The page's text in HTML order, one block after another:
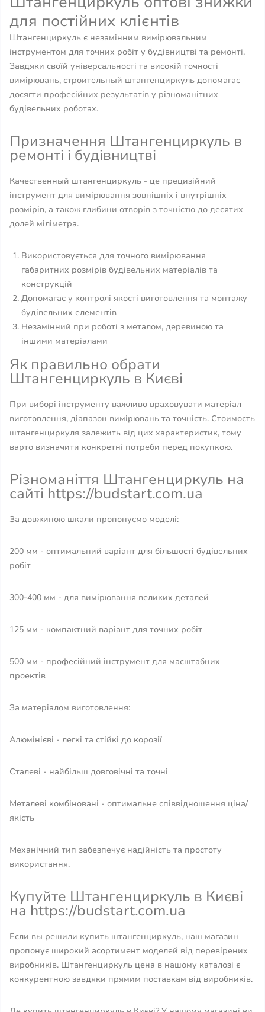
для постійних клієнтів
Штангенциркуль є незамінним вимірювальним
інструментом для точних робіт у будівництві та ремонті.
Завдяки своїй універсальності та високій точності
вимірювань, строительный штангенциркуль допомагає
досягти професійних результатів у різноманітних
будівельних роботах.
Призначення Штангенциркуль в
ремонті і будівництві
Качественный штангенциркуль - це прецизійний
інструмент для вимірювання зовнішніх і внутрішніх
розмірів, а також глибини отворів з точністю до десятих
долей міліметра.
Використовується для точного вимірювання
габаритних розмірів будівельних матеріалів та
конструкцій
Допомагає у контролі якості виготовлення та монтажу
будівельних елементів
Незамінний при роботі з металом, деревиною та
іншими матеріалами
Як правильно обрати
Штангенциркуль в Києві
При виборі інструменту важливо враховувати матеріал
виготовлення, діапазон вимірювань та точність. Стоимость
штангенциркуля залежить від цих характеристик, тому
варто визначити конкретні потреби перед покупкою.
Різноманіття Штангенциркуль на
сайті https://budstart.com.ua
За довжиною шкали пропонуємо моделі:
200 мм - оптимальний варіант для більшості будівельних
робіт
300-400 мм - для вимірювання великих деталей
125 мм - компактний варіант для точних робіт
500 мм - професійний інструмент для масштабних
проектів
За матеріалом виготовлення:
Алюмінієві - легкі та стійкі до корозії
Сталеві - найбільш довговічні та точні
Металеві комбіновані - оптимальне співвідношення ціна/
якість
Механічний тип забезпечує надійність та простоту
використання.
Купуйте Штангенциркуль в Києві
на https://budstart.com.ua
Если вы решили купить штангенциркуль, наш магазин
пропонує широкий асортимент моделей від перевірених
виробників. Штангенциркуль цена в нашому каталозі є
конкурентною завдяки прямим поставкам від виробників.